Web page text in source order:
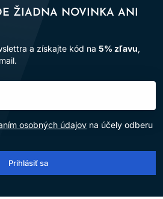
ŽIADNA NOVINKA ANI
a získajte kód na 5% zľavu,
osobných údajov na účely odberu
Prihlásiť sa